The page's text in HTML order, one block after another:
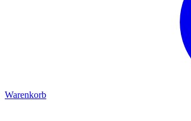
Warenkorb